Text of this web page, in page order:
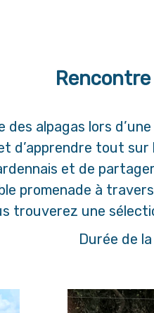
des alpagas lors
d’apprendre tout
et de
promenade à
trouverez une
Durée de